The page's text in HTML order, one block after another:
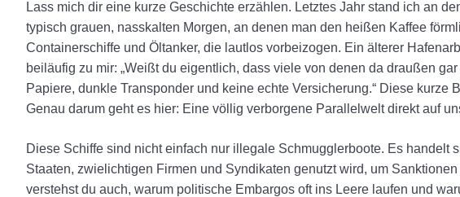
Lass mich dir eine kurze Geschichte erzählen. Letztes Jahr stand ich an
typisch grauen, nasskalten Morgen, an denen man den heißen Kaffee
Containerschiffe und Öltanker, die lautlos vorbeizogen. Ein älterer
beiläufig zu mir: „Weißt du eigentlich, dass viele von denen da draußen
Papiere, dunkle Transponder und keine echte Versicherung.“ Diese
Genau darum geht es hier: Eine völlig verborgene Parallelwelt direkt auf
Diese Schiffe sind nicht einfach nur illegale Schmugglerboote. Es
Staaten, zwielichtigen Firmen und Syndikaten genutzt wird, um
verstehst du auch, warum politische Embargos oft ins Leere laufen und